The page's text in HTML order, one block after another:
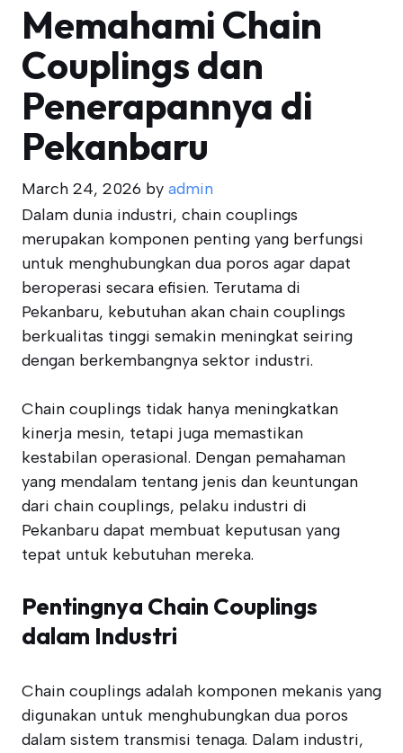
Memahami Chain
Couplings dan
Penerapannya di
Pekanbaru
March 24, 2026 by admin
Dalam dunia industri, chain couplings
merupakan komponen penting yang berfungsi
untuk menghubungkan dua poros agar dapat
beroperasi secara efisien. Terutama di
Pekanbaru, kebutuhan akan chain couplings
berkualitas tinggi semakin meningkat seiring
dengan berkembangnya sektor industri.
Chain couplings tidak hanya meningkatkan
kinerja mesin, tetapi juga memastikan
kestabilan operasional. Dengan pemahaman
yang mendalam tentang jenis dan keuntungan
dari chain couplings, pelaku industri di
Pekanbaru dapat membuat keputusan yang
tepat untuk kebutuhan mereka.
Pentingnya Chain Couplings
dalam Industri
Chain couplings adalah komponen mekanis yang
digunakan untuk menghubungkan dua poros
dalam sistem transmisi tenaga. Dalam industri,